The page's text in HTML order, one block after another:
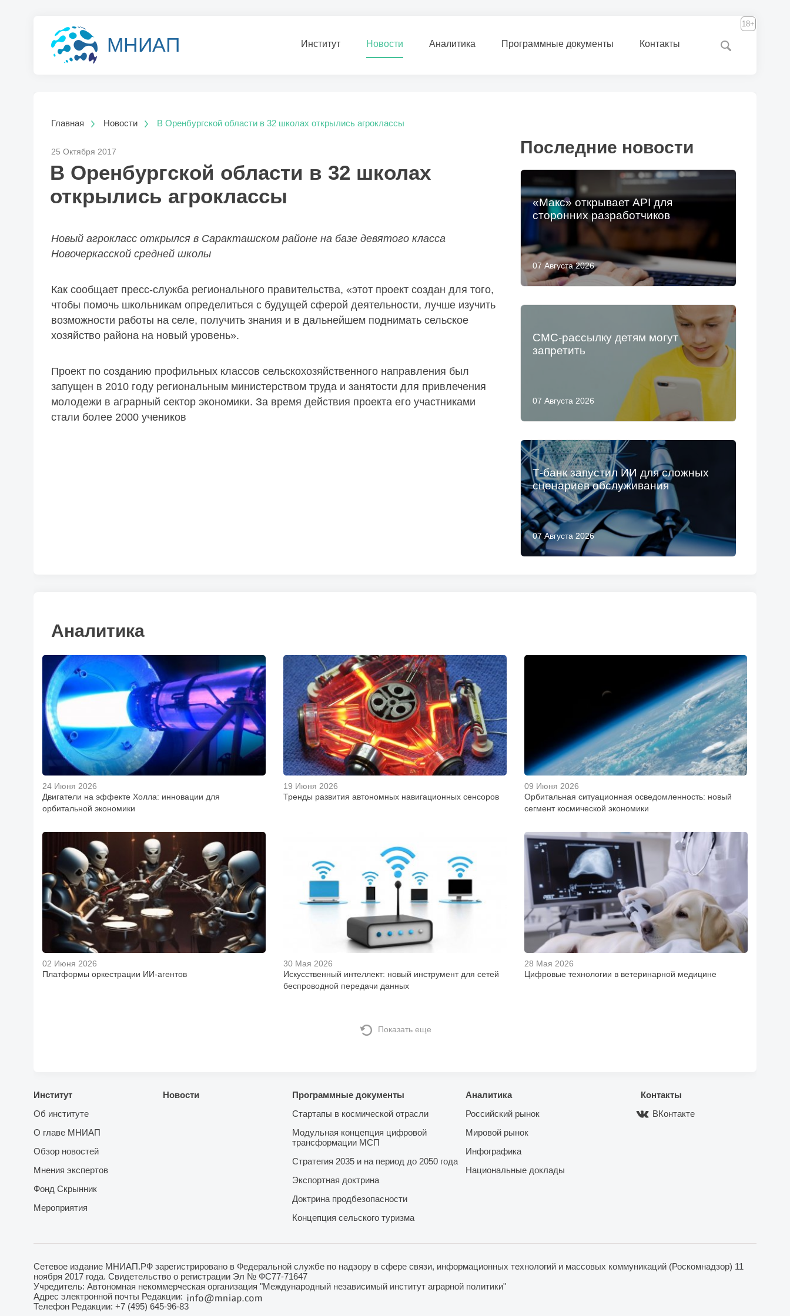
МНИАП Институт Новости Аналитика Программные документы Контакты
18+
Главная Новости В Оренбургской области в 32 школах открылись агроклассы
25 Октября 2017
В Оренбургской области в 32 школах
открылись агроклассы
Новый агрокласс открылся в Саракташском районе на базе девятого класса
Новочеркасской средней школы
Как сообщает пресс-служба регионального правительства, «этот проект создан для того,
чтобы помочь школьникам определиться с будущей сферой деятельности, лучше изучить
возможности работы на селе, получить знания и в дальнейшем поднимать сельское
хозяйство района на новый уровень».
Проект по созданию профильных классов сельскохозяйственного направления был
запущен в 2010 году региональным министерством труда и занятости для привлечения
молодежи в аграрный сектор экономики. За время действия проекта его участниками
стали более 2000 учеников
Последние новости
07 Августа 2026
«Макс» открывает API для
сторонних разработчиков
07 Августа 2026
СМС-рассылку детям могут
запретить
07 Августа 2026
Т-банк запустил ИИ для сложных
сценариев обслуживания
Аналитика
24 Июня 2026
Двигатели на эффекте Холла: инновации для
орбитальной экономики
19 Июня 2026
Тренды развития автономных навигационных сенсоров
09 Июня 2026
Орбитальная ситуационная осведомленность: новый
сегмент космической экономики
02 Июня 2026
Платформы оркестрации ИИ-агентов
30 Мая 2026
Искусственный интеллект: новый инструмент для сетей
беспроводной передачи данных
28 Мая 2026
Цифровые технологии в ветеринарной медицине
Показать еще
Институт
Об институте
О главе МНИАП
Обзор новостей
Мнения экспертов
Фонд Скрынник
Мероприятия
Новости
Программные документы
Стартапы в космической отрасли
Модульная концепция цифровой
трансформации МСП
Стратегия 2035 и на период до 2050 года
Экспортная доктрина
Доктрина продбезопасности
Концепция сельского туризма
Аналитика
Российский рынок
Мировой рынок
Инфографика
Национальные доклады
Контакты
ВКонтакте
Сетевое издание МНИАП.РФ зарегистрировано в Федеральной службе по надзору в сфере связи, информационных технологий и массовых коммуникаций (Роскомнадзор) 11
ноября 2017 года. Свидетельство о регистрации Эл № ФС77-71647
Учредитель: Автономная некоммерческая организация "Международный независимый институт аграрной политики"
Адрес электронной почты Редакции:
Телефон Редакции: +7 (495) 645-96-83